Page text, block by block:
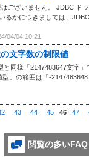
ございません。 JDBC ド
かにつきましては、
04/04 10:21
文字数の制限値
同様「2147483647文字
」の範囲は「-
43 44 45 46 47
閲覧の多いFAQ